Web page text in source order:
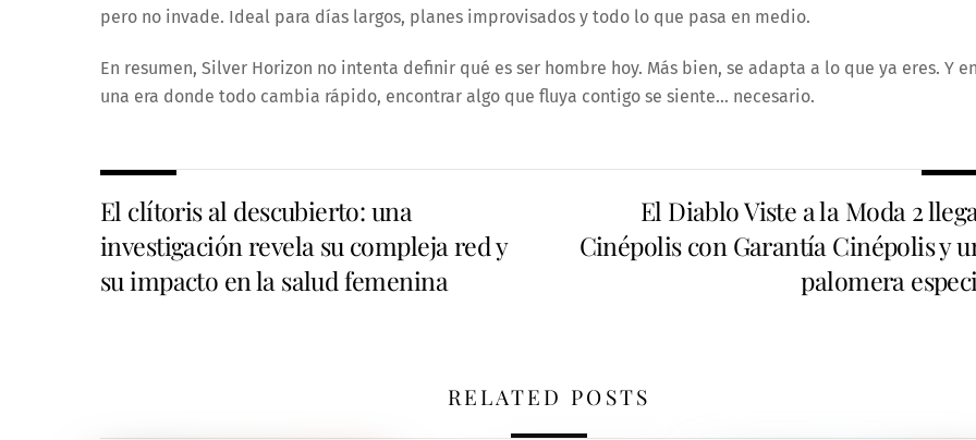
pero no invade. Ideal para días largos, planes improvisados y todo lo que pasa en medio.
En resumen, Silver Horizon no intenta definir qué es ser hombre hoy. Más bien, se adapta a lo que ya eres. Y en
una era donde todo cambia rápido, encontrar algo que fluya contigo se siente… necesario.
El clítoris al descubierto: una
investigación revela su compleja red y
su impacto en la salud femenina
El Diablo Viste a la Moda 2
Cinépolis con Garantía Cinépolis y
palomera
RELATED POSTS